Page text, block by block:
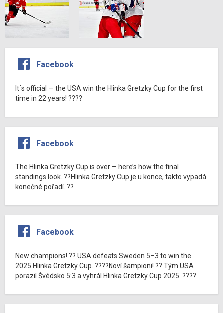
Facebook
It´s official — the USA win the Hlinka Gretzky Cup for the first
time in 22 years! ????
Facebook
The Hlinka Gretzky Cup is over — here’s how the final
standings look. ??Hlinka Gretzky Cup je u konce, takto vypadá
konečné pořadí. ??
Facebook
New champions! ?? USA defeats Sweden 5–3 to win the
2025 Hlinka Gretzky Cup. ????Noví šampioni! ?? Tým USA
porazil Švédsko 5:3 a vyhrál Hlinka Gretzky Cup 2025. ????